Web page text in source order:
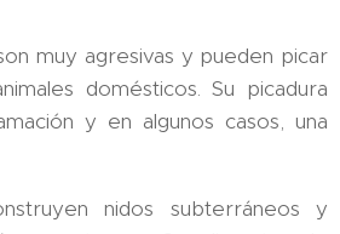
muy agresivas y pueden picar
domésticos. Su picadura
y en algunos casos, una
nidos subterráneos y